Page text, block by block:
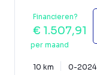
Financieren?
€ 1.507,91
per maand
10 km 0-2024